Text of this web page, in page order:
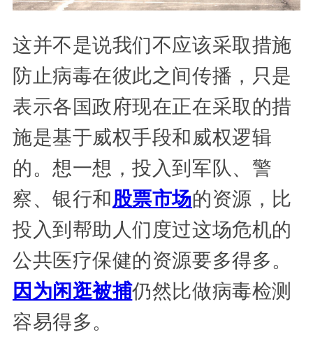
这并不是说我们不应该采取措施
防止病毒在彼此之间传播，只是
表示各国政府现在正在采取的措
施是基于威权手段和威权逻辑
的。想一想，投入到军队、警
察、银行和股票市场的资源，比
投入到帮助人们度过这场危机的
公共医疗保健的资源要多得多。
因为闲逛被捕仍然比做病毒检测
容易得多。